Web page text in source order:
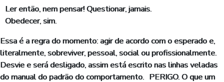
Ler então, nem pensar! Questionar, jamais.
Obedecer, sim.
Essa é a regra do momento: agir de acordo com o esperado e,
literalmente, sobreviver, pessoal, social ou profissionalmente.
Desvie e será desligado, assim está escrito nas linhas veladas
do manual do padrão do comportamento. PERIGO. O que um